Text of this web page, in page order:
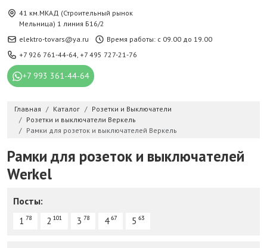
41 км.МКАД (Строительный рынок
Мельница) 1 линия Б16/2
elektro-tovars@ya.ru
Время работы: с 09.00 до 19.00
+7 926 761-44-64, +7 495 727-21-76
+7 993 361-44-64
Главная Каталог
Розетки и Выключатели
Розетки и выключатели Веркель
Рамки для розеток и выключателей Веркель
Рамки для розеток и выключателей
Werkel
Посты:
1 78 2 101 3 78 4 67 5 63